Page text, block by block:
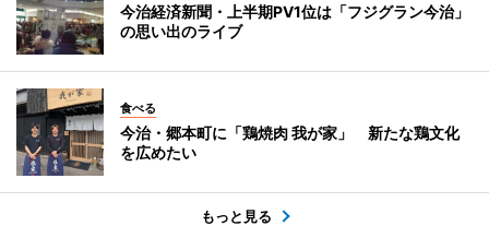
今治経済新聞・上半期PV1位は「フジグラン今治」
の思い出のライブ
食べる
今治・郷本町に「鶏焼肉 我が家」 新たな鶏文化
を広めたい
もっと見る